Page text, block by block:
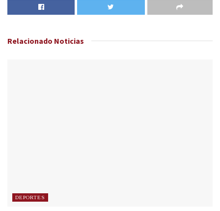
Relacionado Noticias
DEPORTES